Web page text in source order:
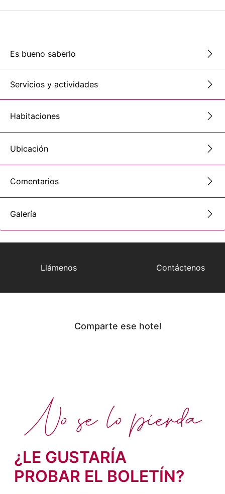
Es bueno saberlo
Servicios y actividades
Habitaciones
Ubicación
Comentarios
Galería
Llámenos Contáctenos
Comparte ese hotel
¿LE GUSTARÍA
PROBAR EL BOLETÍN?
No se lo pierda